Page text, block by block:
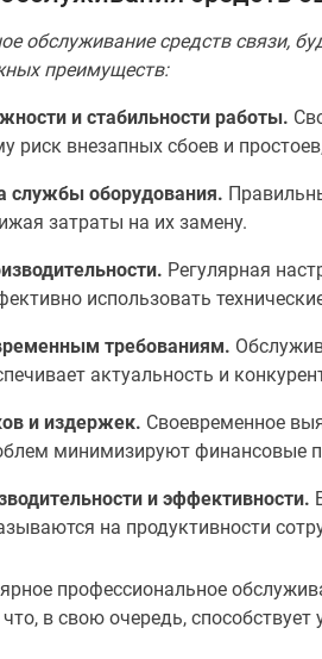
обслуживание средств связи,
преимуществ:
и стабильности работы.
риск внезапных сбоев и
службы оборудования.
затраты на их замену.
Регулярная
использовать
требованиям.
актуальность и
и издержек. Своевременное
минимизируют финансовые
и эффективности.
на продуктивности
профессиональное
в свою очередь,